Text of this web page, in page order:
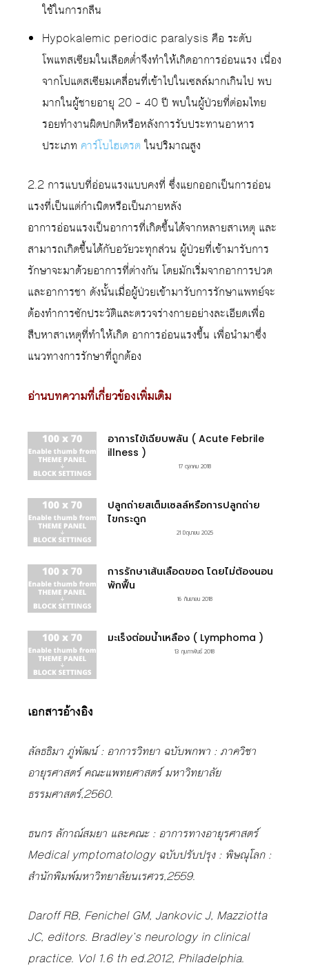
ใช้ในการกลืน
Hypokalemic periodic paralysis คือ ระดับ
โพแทสเซียมในเลือดต่ำจึงทำให้เกิดอาการอ่อนแรง เนื่อง
จากโปแตสเซียมเคลื่อนที่เข้าไปในเซลล์มากเกินไป พบ
มากในผู้ชายอายุ 20 – 40 ปี พบในผู้ป่วยที่ต่อมไทย
รอยทำงานผิดปกติหรือหลังการรับประทานอาหาร
ประเภท คาร์โบไฮเดรต ในปริมาณสูง
2.2 การแบบที่อ่อนแรงแบบคงที่ ซึ่งแยกออกเป็นการอ่อน
แรงที่เป็นแต่กำเนิดหรือเป็นภายหลัง
อาการอ่อนแรงเป็นอาการที่เกิดขึ้นได้จากหลายสาเหตุ และ
สามารถเกิดขึ้นได้กับอวัยวะทุกส่วน ผู้ป่วยที่เข้ามารับการ
รักษาจะมาด้วยอาการที่ต่างกัน โดยมักเริ่มจากอาการปวด
และอาการชา ดังนั้นเมื่อผู้ป่วยเข้ามารับการรักษาแพทย์จะ
ต้องทำการซักประวัติและตรวจร่างกายอย่างละเอียดเพื่อ
สืบหาสาเหตุที่ทำให้เกิด อาการอ่อนแรงขึ้น เพื่อนำมาซึ่ง
แนวทางการรักษาที่ถูกต้อง
อ่านบทความที่เกี่ยวข้องเพิ่มเติม
อาการไข้เฉียบพลัน ( Acute Febrile
illness )
17 ตุลาคม 2018
ปลูกถ่ายสเต็มเซลล์หรือการปลูกถ่าย
ไขกระดูก
21 มิถุนายน 2025
การรักษาเส้นเลือดขอด โดยไม่ต้องนอน
พักฟื้น
16 กันยายน 2018
มะเร็งต่อมน้ำเหลือง ( Lymphoma )
13 กุมภาพันธ์ 2018
เอกสารอ้างอิง
ลัลธธิมา ภู่พัฒน์ : อาการวิทยา ฉบับพกพา : ภาควิชา
อายุรศาสตร์ คณะแพทยศาสตร์ มหาวิทยาลัย
ธรรมศาสตร์,2560.
ธนกร ลักาณ์สมยา และคณะ : อาการทางอายุรศาสตร์
Medical ymptomatology ฉบับปรับปรุง : พิษณุโลก :
สำนักพิมพ์มหาวิทยาลัยนเรศวร,2559.
Daroff RB, Fenichel GM, Jankovic J, Mazziotta
JC, editors. Bradley’s neurology in clinical
practice. Vol 1.6 th ed.2012, Philadelphia.